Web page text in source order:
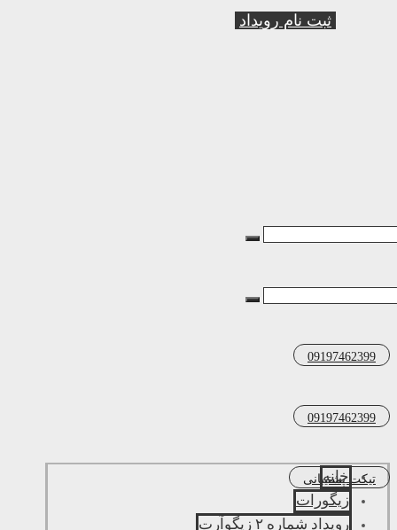
ثبت نام رویداد
09197462399
09197462399
تیکت پشتیبانی
خانه
زیگورات
رویداد شماره ۲ زیگوآرت